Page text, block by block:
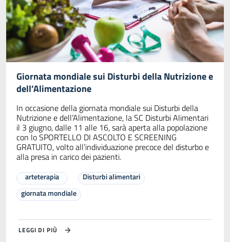
Giornata mondiale sui Disturbi della Nutrizione e
dell’Alimentazione
In occasione della giornata mondiale sui Disturbi della
Nutrizione e dell’Alimentazione, la SC Disturbi Alimentari
il 3 giugno, dalle 11 alle 16, sarà aperta alla popolazione
con lo SPORTELLO DI ASCOLTO E SCREENING
GRATUITO, volto all’individuazione precoce del disturbo e
alla presa in carico dei pazienti.
arteterapia
Disturbi alimentari
giornata mondiale
LEGGI DI PIÙ